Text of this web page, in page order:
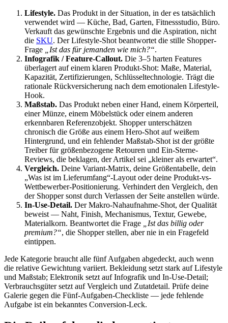
Lifestyle. Das Produkt in der Situation, in der es tatsächlich
verwendet wird — Küche, Bad, Garten, Fitnessstudio, Büro.
Verkauft das gewünschte Ergebnis und die Aspiration, nicht
die SKU. Der Lifestyle-Shot beantwortet die stille Shopper-
Frage
„Ist das für jemanden wie mich?“.
Infografik / Feature-Callout. Die 3–5 harten Features
überlagert auf einem klaren Produkt-Shot: Maße, Material,
Kapazität, Zertifizierungen, Schlüsseltechnologie. Trägt die
rationale Rückversicherung nach dem emotionalen Lifestyle-
Hook.
Maßstab. Das Produkt neben einer Hand, einem Körperteil,
einer Münze, einem Möbelstück oder einem anderen
erkennbaren Referenzobjekt. Shopper unterschätzen
chronisch die Größe aus einem Hero-Shot auf weißem
Hintergrund, und ein fehlender Maßstab-Shot ist der größte
Treiber für größenbezogene Retouren und Ein-Sterne-
Reviews, die beklagen, der Artikel sei „kleiner als erwartet“.
Vergleich. Deine Variant-Matrix, deine Größentabelle, dein
„Was ist im Lieferumfang“-Layout oder deine Produkt-vs-
Wettbewerber-Positionierung. Verhindert den Vergleich, den
der Shopper sonst durch Verlassen der Seite anstellen würde.
In-Use-Detail. Der Makro-Nahaufnahme-Shot, der Qualität
beweist — Naht, Finish, Mechanismus, Textur, Gewebe,
Materialkorn. Beantwortet die Frage
„Ist das billig oder
premium?“, die Shopper stellen, aber nie in ein Fragefeld
eintippen.
Jede Kategorie braucht alle fünf Aufgaben abgedeckt, auch wenn
die relative Gewichtung variiert. Bekleidung setzt stark auf Lifestyle
und Maßstab; Elektronik setzt auf Infografik und In-Use-Detail;
Verbrauchsgüter setzt auf Vergleich und Zutatdetail. Prüfe deine
Galerie gegen die Fünf-Aufgaben-Checkliste — jede fehlende
Aufgabe ist ein bekanntes Conversion-Leck.